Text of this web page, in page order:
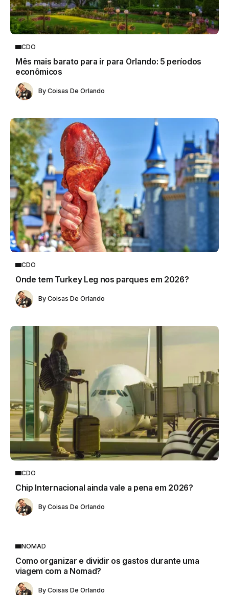
CDO
Mês mais barato para ir para Orlando: 5 períodos
econômicos
By Coisas De Orlando
CDO
Onde tem Turkey Leg nos parques em 2026?
By Coisas De Orlando
CDO
Chip Internacional ainda vale a pena em 2026?
By Coisas De Orlando
NOMAD
Como organizar e dividir os gastos durante uma
viagem com a Nomad?
By Coisas De Orlando